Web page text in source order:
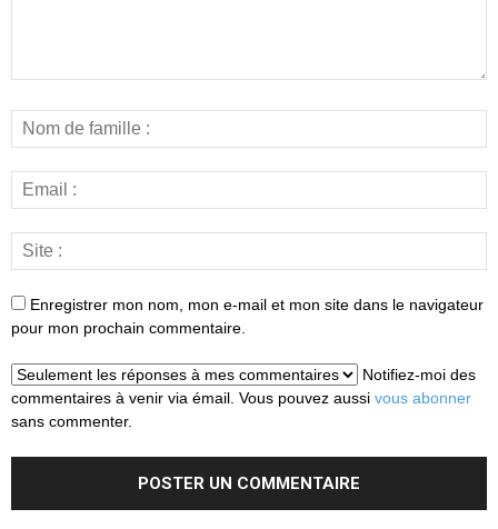
Enregistrer mon nom, mon e-mail et mon site dans le navigateur
pour mon prochain commentaire.
Notifiez-moi des
commentaires à venir via émail. Vous pouvez aussi vous abonner
sans commenter.